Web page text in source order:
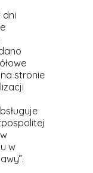
dni
stronie
w